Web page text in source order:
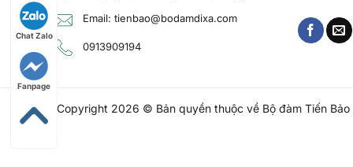
Email: tienbao@bodamdixa.com
0913909194
Copyright 2026 © Bản quyền thuộc về Bộ đàm Tiến Bảo
Chat Zalo
Fanpage